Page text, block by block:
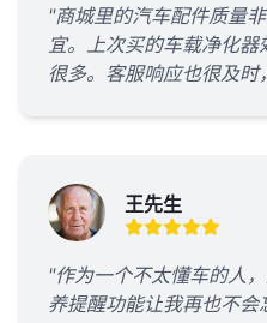
"商城里的汽车配件质量
宜。上次买的车载净化
很多。客服响应也很及时
王先生
"作为一个不太懂车的人
养提醒功能让我再也不